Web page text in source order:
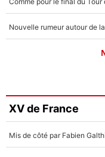
XV de France